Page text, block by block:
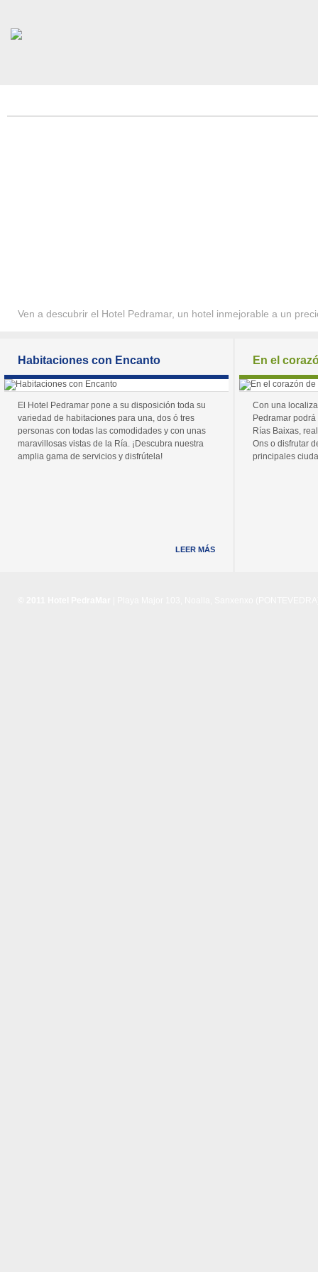
Ven a descubrir el Hotel Pedramar, un hotel inmejorable a un
Habitaciones con Encanto
El Hotel Pedramar pone a su disposición toda su
variedad de habitaciones para una, dos ó tres
personas con todas las comodidades y con unas
maravillosas vistas de la Ría. ¡Descubra nuestra
amplia gama de servicios y disfrútela!
LEER MÁS
En el
Con una
Pedramar
Rías Baixas,
Ons o disfrutar
principales